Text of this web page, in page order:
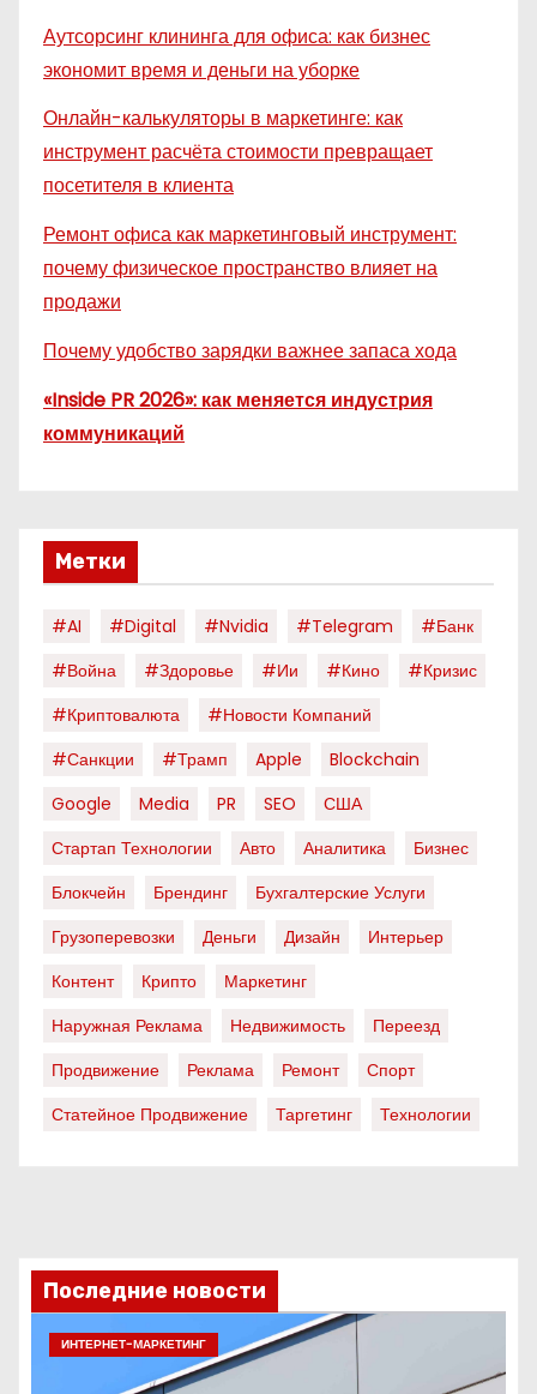
Аутсорсинг клининга для офиса: как бизнес
экономит время и деньги на уборке
Онлайн-калькуляторы в маркетинге: как
инструмент расчёта стоимости превращает
посетителя в клиента
Ремонт офиса как маркетинговый инструмент:
почему физическое пространство влияет на
продажи
Почему удобство зарядки важнее запаса хода
«Inside PR 2026»: как меняется индустрия
коммуникаций
Метки
#AI #digital #nvidia #telegram
#банк
#война
#здоровье #ии #кино
#кризис
#криптовалюта
#новости Компаний
#санкции
#трамп Apple
Blockchain
Google
Media PR SEO
США
Стартап Технологии
Авто Аналитика
Бизнес
Блокчейн
Брендинг
Бухгалтерские Услуги
Грузоперевозки
Деньги Дизайн
Интерьер
Контент
Крипто
Маркетинг
Наружная Реклама
Недвижимость
Переезд
Продвижение
Реклама Ремонт
Спорт
Статейное Продвижение
Таргетинг Технологии
Последние новости
ИНТЕРНЕТ-МАРКЕТИНГ